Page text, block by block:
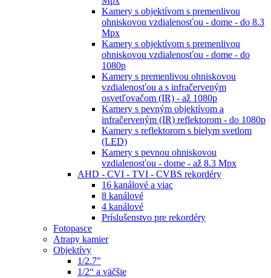
Kamery s objektívom s premenlivou
ohniskovou vzdialenosťou - dome - do 8.3
Mpx
Kamery s objektívom s premenlivou
ohniskovou vzdialenosťou - dome - do
1080p
Kamery s premenlivou ohniskovou
vzdialenosťou a s infračerveným
osvetľovačom (IR) - až 1080p
Kamery s pevným objektívom a
infračerveným (IR) reflektorom - do 1080p
Kamery s reflektorom s bielym svetlom
(LED)
Kamery s pevnou ohniskovou
vzdialenosťou - dome - až 8.3 Mpx
AHD - CVI - TVI - CVBS rekordéry
16 kanálové a viac
8 kanálové
4 kanálové
Príslušenstvo pre rekordéry
Fotopasce
Atrapy kamier
Objektívy
1/2.7"
1/2“ a väčšie